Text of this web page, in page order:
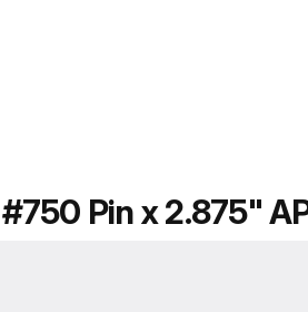
Pin x 2.875"